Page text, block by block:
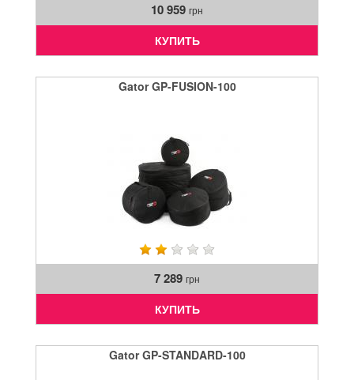
10 959 грн
КУПИТЬ
Gator GP-FUSION-100
7 289 грн
КУПИТЬ
Gator GP-STANDARD-100